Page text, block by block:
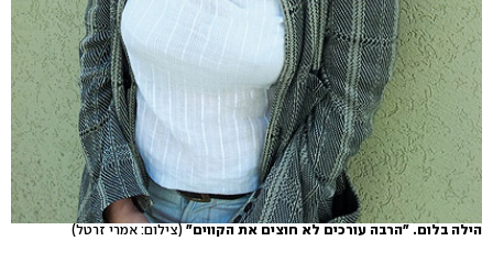
הילה בלום. "הרבה עורכים לא חוצים את הקווים"(צילום: אמרי זרטל)